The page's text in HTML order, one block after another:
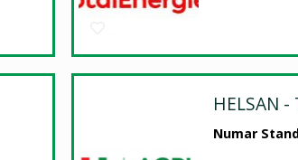
HELSAN -
Numar